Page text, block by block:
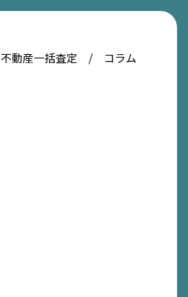
不動産一括査定 コラム